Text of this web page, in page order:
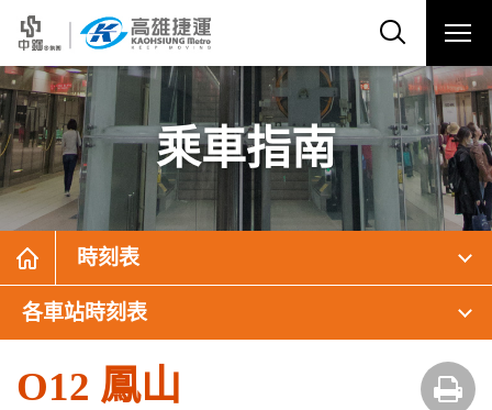
乘車指南
時刻表
各車站時刻表
O12 鳳山